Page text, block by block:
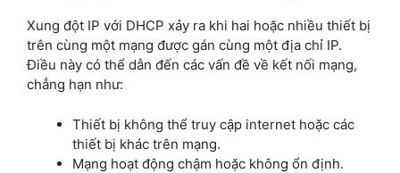
Xung đột IP với DHCP xảy ra khi hai hoặc nhiều thiết bị
trên cùng một mạng được gán cùng một địa chỉ IP.
Điều này có thể dẫn đến các vấn đề về kết nối mạng,
chẳng hạn như:
Thiết bị không thể truy cập internet hoặc các
thiết bị khác trên mạng.
Mạng hoạt động chậm hoặc không ổn định.